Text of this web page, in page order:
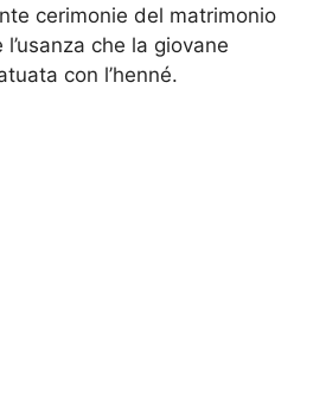
cerimonie del matrimonio
che la giovane
con l’henné.